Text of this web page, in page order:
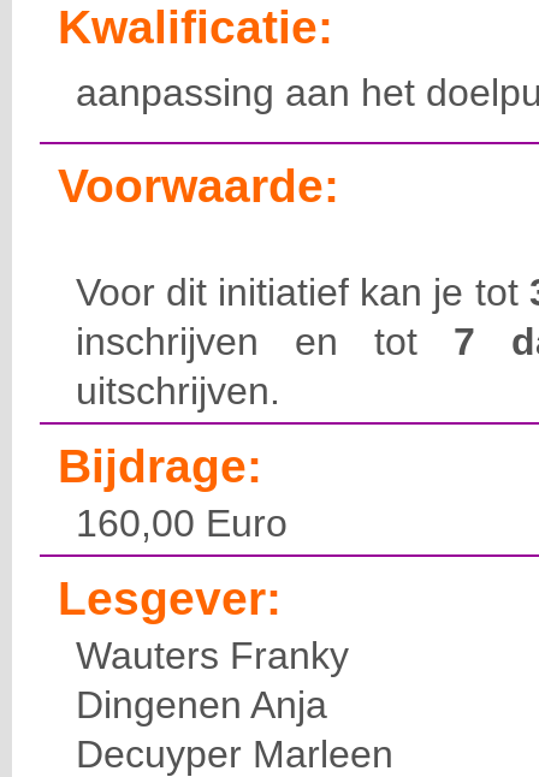
Kwalificatie:
aanpassing aan het
Voorwaarde:
Voor dit initiatief kan je tot
inschrijven en tot 7
uitschrijven.
Bijdrage:
160,00 Euro
Lesgever:
Wauters Franky
Dingenen Anja
Decuyper Marleen